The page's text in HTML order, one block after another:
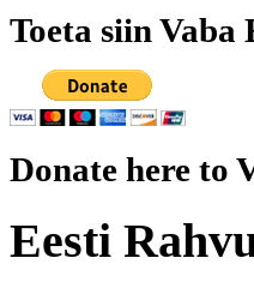
Toeta siin Vaba
Donate here to
Eesti